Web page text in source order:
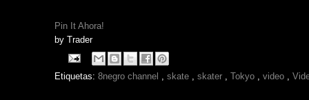
Pin It Ahora!
by Trader
Etiquetas: 8negro channel skate skater Tokyo video